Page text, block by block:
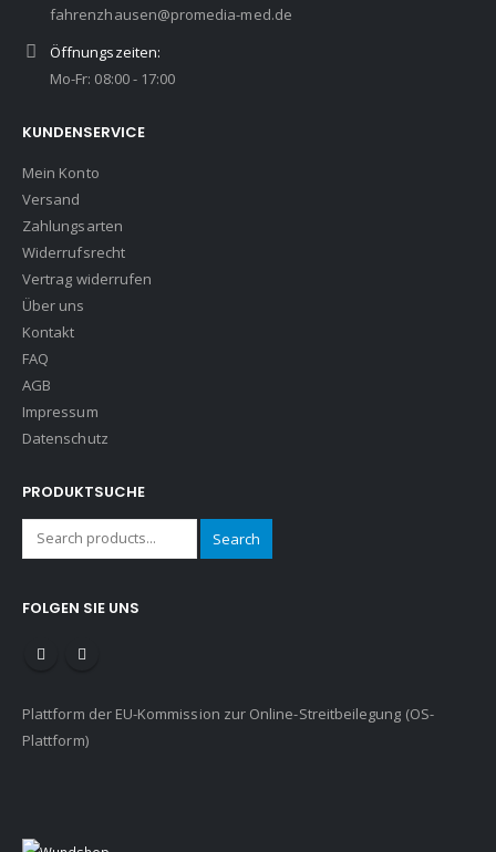
fahrenzhausen@promedia-med.de
Öffnungszeiten:
Mo-Fr: 08:00 - 17:00
KUNDENSERVICE
Mein Konto
Versand
Zahlungsarten
Widerrufsrecht
Vertrag widerrufen
Über uns
Kontakt
FAQ
AGB
Impressum
Datenschutz
PRODUKTSUCHE
Search
FOLGEN SIE UNS
Plattform der EU-Kommission zur Online-Streitbeilegung (OS-
Plattform)